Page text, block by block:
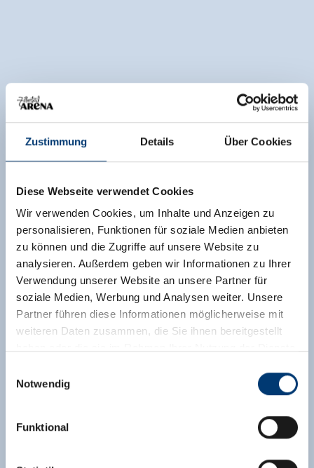
Zustimmung Details Über Cookies
Diese Webseite verwendet Cookies
Wir verwenden Cookies, um Inhalte und Anzeigen zu
personalisieren, Funktionen für soziale Medien anbieten
zu können und die Zugriffe auf unsere Website zu
analysieren. Außerdem geben wir Informationen zu Ihrer
Verwendung unserer Website an unsere Partner für
soziale Medien, Werbung und Analysen weiter. Unsere
Partner führen diese Informationen möglicherweise mit
weiteren Daten zusammen, die Sie ihnen bereitgestellt
Rohr 23// A-6280 Zell am Ziller
Notwendig
Funktional